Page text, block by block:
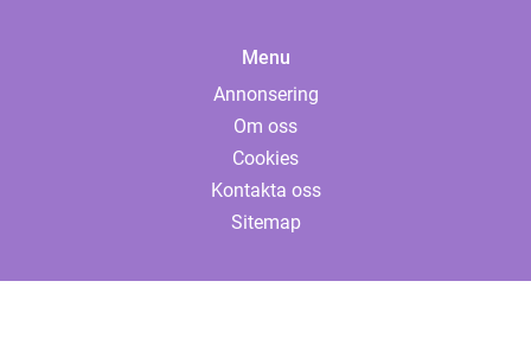
Menu
Annonsering
Om oss
Cookies
Kontakta oss
Sitemap